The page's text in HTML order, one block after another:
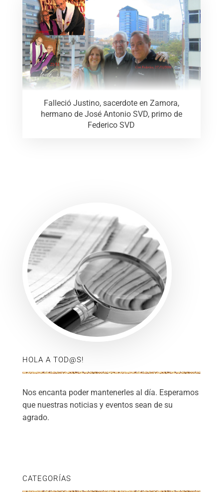
Falleció Justino, sacerdote en Zamora,
hermano de José Antonio SVD, primo de
Federico SVD
HOLA A TOD@S!
Nos encanta poder mantenerles al día. Esperamos
que nuestras noticias y eventos sean de su
agrado.
CATEGORÍAS